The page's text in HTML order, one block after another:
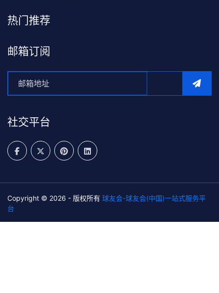
热门推荐
邮箱订阅
社交平台
Copyright © 2026 - 版权所有 球友会-球友会(中国)一站式服务平
台